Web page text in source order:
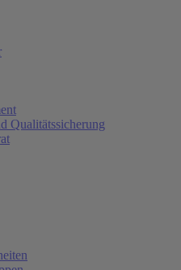
Qualitätssicherung